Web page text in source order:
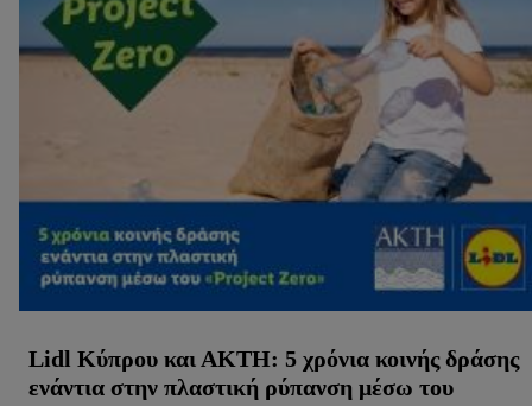
Lidl Κύπρου και ΑΚΤΗ: 5 χρόνια κοινής δράσης
ενάντια στην πλαστική ρύπανση μέσω του
για το μέλλον, μπορείτε να βρείτε στην
πολιτική απορρήτου
μας. Μπορείτε να βρείτε τα νομικά στοιχεία της εταιρείας μας